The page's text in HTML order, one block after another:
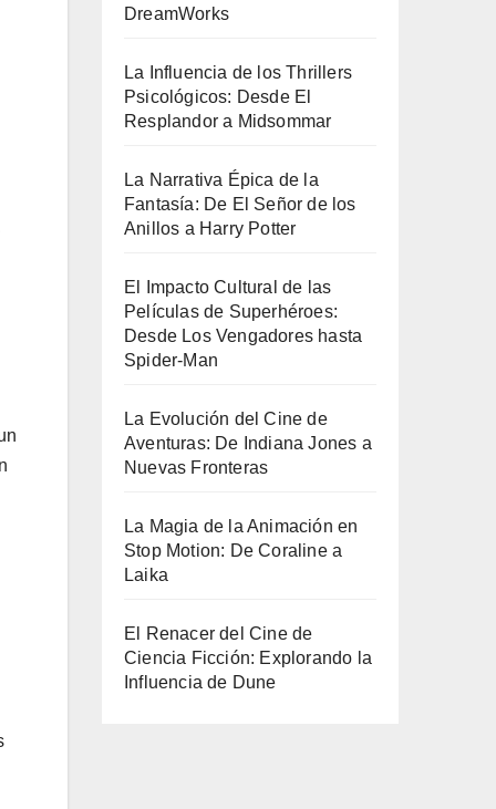
DreamWorks
La Influencia de los Thrillers
Psicológicos: Desde El
Resplandor a Midsommar
La Narrativa Épica de la
Fantasía: De El Señor de los
Anillos a Harry Potter
El Impacto Cultural de las
Películas de Superhéroes:
Desde Los Vengadores hasta
Spider-Man
La Evolución del Cine de
Aventuras: De Indiana Jones a
Nuevas Fronteras
La Magia de la Animación en
Stop Motion: De Coraline a
Laika
El Renacer del Cine de
Ciencia Ficción: Explorando la
Influencia de Dune